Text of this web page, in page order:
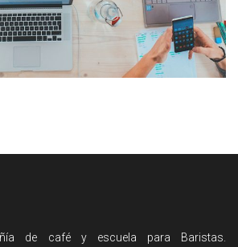
de café y escuela para Baristas.